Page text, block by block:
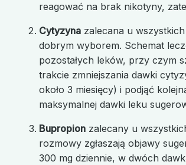
reagować na brak nikotyny,
Cytyzyna zalecana u
dobrym wyborem. Schemat
pozostałych leków, przy czym
trakcie zmniejszania dawki
około 3 miesięcy) i podjąć
maksymalnej dawki leku
Bupropion zalecany u
rozmowy zgłaszają objawy
300 mg dziennie, w dwóch